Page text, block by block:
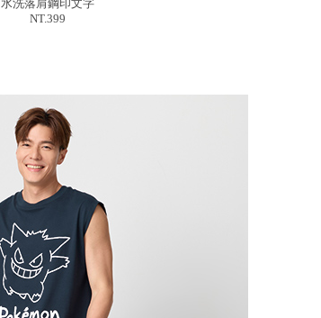
水洗落肩鋼印文字
NT.399